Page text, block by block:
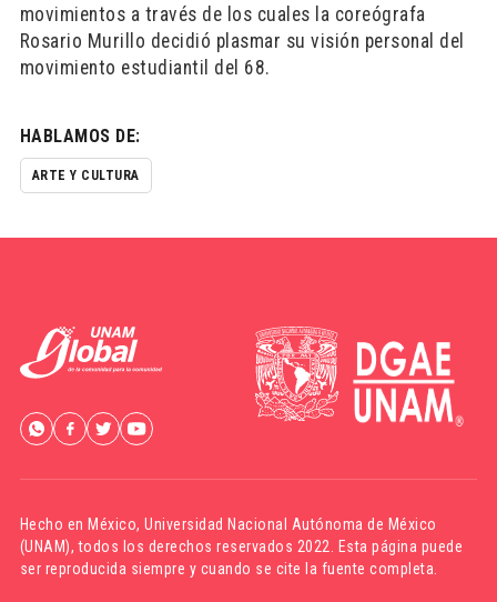
movimientos a través de los cuales la coreógrafa
Rosario Murillo decidió plasmar su visión personal del
movimiento estudiantil del 68.
HABLAMOS DE:
ARTE Y CULTURA
Hecho en México,Universidad Nacional Autónoma de México
(UNAM), todos los derechos reservados 2022. Esta página puede
ser reproducida siempre y cuando se cite la fuente completa.